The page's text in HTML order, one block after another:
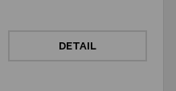
DETAIL